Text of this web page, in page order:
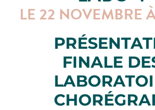
LE 22 NOVEMBRE
FINALE